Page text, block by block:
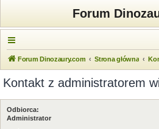
Forum
Forum Dinozaury.com Strona główna
Kontakt z administratorem
Odbiorca:
Administrator